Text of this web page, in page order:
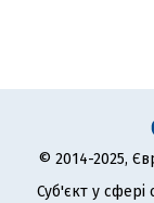
© 2014-2025,
Суб'єкт у сфері